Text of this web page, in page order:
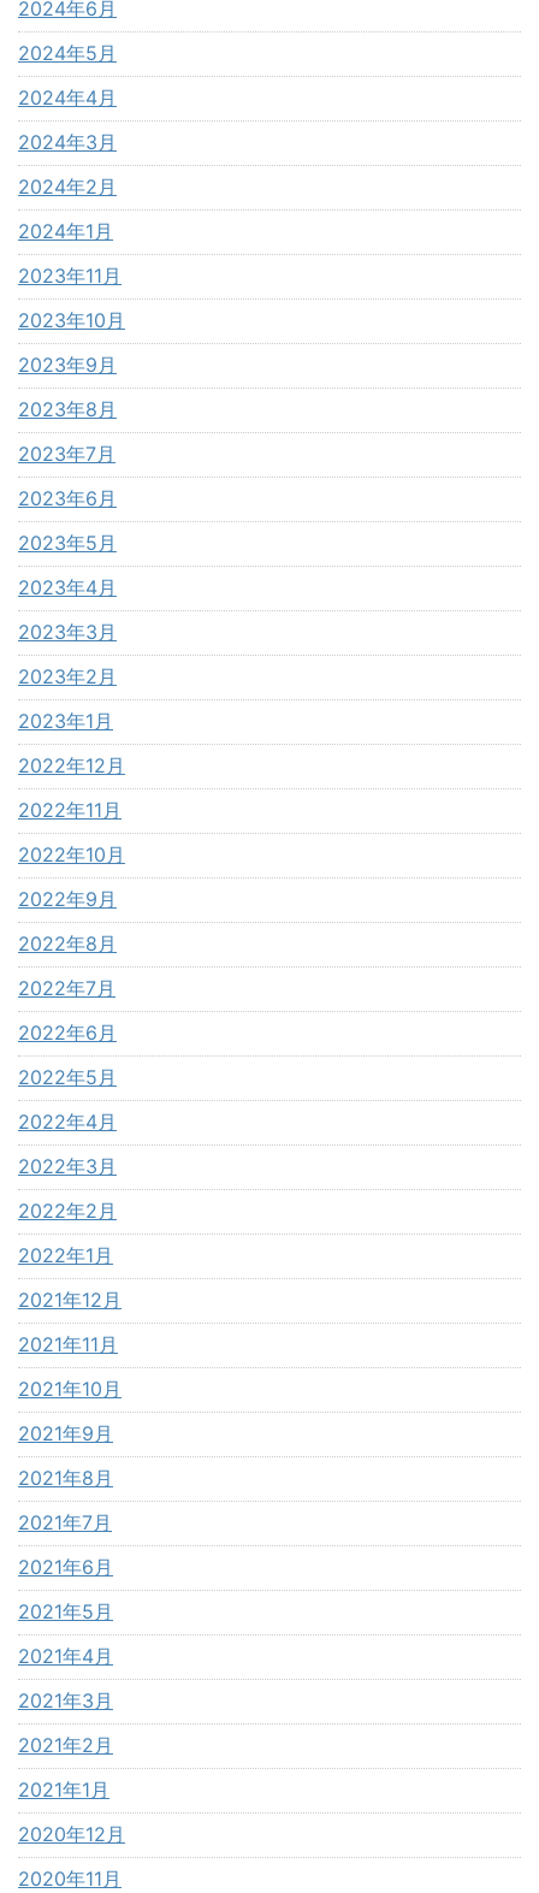
2024年6月
2024年5月
2024年4月
2024年3月
2024年2月
2024年1月
2023年11月
2023年10月
2023年9月
2023年8月
2023年7月
2023年6月
2023年5月
2023年4月
2023年3月
2023年2月
2023年1月
2022年12月
2022年11月
2022年10月
2022年9月
2022年8月
2022年7月
2022年6月
2022年5月
2022年4月
2022年3月
2022年2月
2022年1月
2021年12月
2021年11月
2021年10月
2021年9月
2021年8月
2021年7月
2021年6月
2021年5月
2021年4月
2021年3月
2021年2月
2021年1月
2020年12月
2020年11月